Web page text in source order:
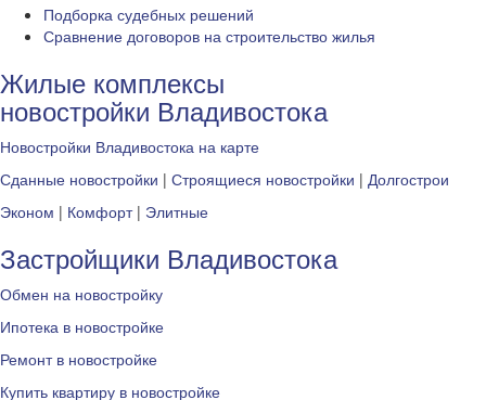
Подборка судебных решений
Сравнение договоров на строительство жилья
Жилые комплексы
новостройки Владивостока
Новостройки Владивостока на карте
Сданные новостройки | Строящиеся новостройки | Долгострои
Эконом | Комфорт| Элитные
Застройщики Владивостока
Обмен на новостройку
Ипотека в новостройке
Ремонт в новостройке
Купить квартиру в новостройке